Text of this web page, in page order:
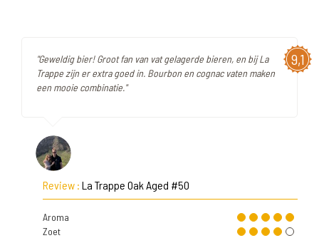
9,1
"Geweldig bier! Groot fan van vat gelagerde bieren, en bij La
Trappe zijn er extra goed in. Bourbon en cognac vaten maken
een mooie combinatie."
Review : La Trappe Oak Aged #50
Aroma
Zoet